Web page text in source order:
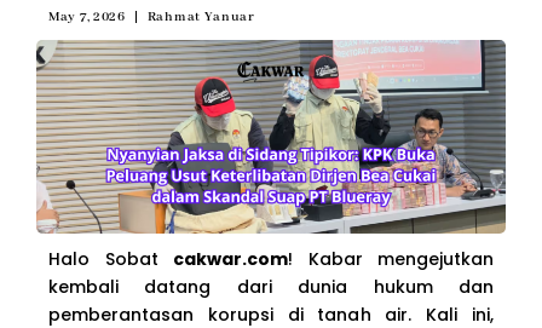
May 7, 2026 Rahmat Yanuar
Halo Sobat cakwar.com! Kabar mengejutkan
kembali datang dari dunia hukum dan
pemberantasan korupsi di tanah air. Kali ini,